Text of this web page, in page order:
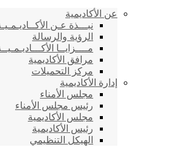
عن الأكاديمية
نبـــذة عـن
الرؤية والرسالة
مــــزايــا
مرافق الأكاديمية
مركز التحميلات
إدارة الأكاديمية
مجلس الأمناء
رئيس مجلس الأمناء
مجلس الأكاديمية
رئيس الأكاديمية
الهيكل التنظيمي